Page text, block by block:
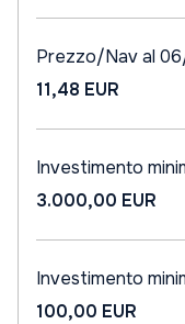
Prezzo/Nav al
11,48 EUR
Investimento
3.000,00 EUR
Investimento
100,00 EUR